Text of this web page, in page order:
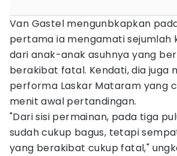
Van Gastel mengunbkapkan
pertama ia mengamati sejumlah
dari anak-anak asuhnya yang
berakibat fatal. Kendati, dia juga
performa Laskar Mataram yang
menit awal pertandingan.
"Dari sisi permainan, pada tiga
sudah cukup bagus, tetapi
yang berakibat cukup fatal,"